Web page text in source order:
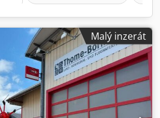
Malý inzerát